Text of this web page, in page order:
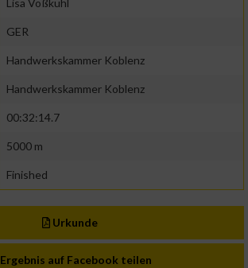
Lisa Voßkuhl
GER
Handwerkskammer Koblenz
Handwerkskammer Koblenz
00:32:14.7
5000 m
Finished
Urkunde
Ergebnis auf Facebook teilen